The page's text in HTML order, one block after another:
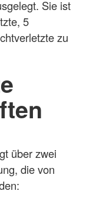
Sie ist
5
zu
über zwei
die von